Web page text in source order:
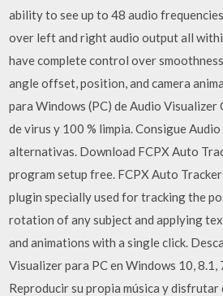
ability to see up to 48 audio
over left and right audio output all
have complete control over
angle offset, position, and camera
para Windows (PC) de Audio Visualizer
de virus y 100 % limpia. Consigue
alternativas. Download FCPX Auto
program setup free. FCPX Auto
plugin specially used for tracking the
rotation of any subject and applying
and animations with a single click.
Visualizer para PC en Windows 10, 8.1,
Reproducir su propia música y disfrutar